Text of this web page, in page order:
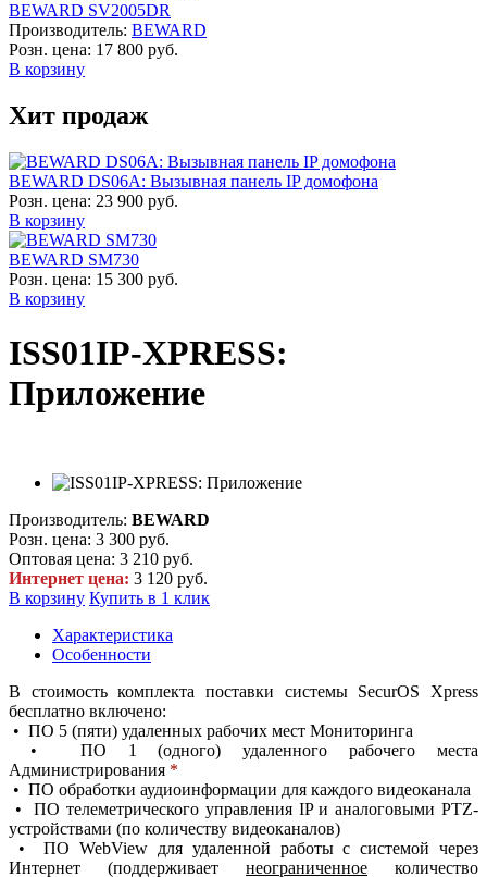
BEWARD SV2005DR
Производитель: BEWARD
Розн. цена: 17 800 руб.
В корзину
Хит продаж
BEWARD DS06A: Вызывная панель IP домофона
Розн. цена: 23 900 руб.
В корзину
BEWARD SM730
Розн. цена: 15 300 руб.
В корзину
ISS01IP-XPRESS:
Приложение
Производитель: BEWARD
Розн. цена: 3 300 руб.
Оптовая цена: 3 210 руб.
Интернет цена: 3 120 руб.
В корзину Купить в 1 клик
Характеристика
Особенности
В стоимость комплекта поставки системы SecurOS Xpress
бесплатно включено:
• ПО 5 (пяти) удаленных рабочих мест Мониторинга
• ПО 1 (одного) удаленного рабочего места
Администрирования *
• ПО обработки аудиоинформации для каждого видеоканала
• ПО телеметрического управления IP и аналоговыми PTZ-
устройствами (по количеству видеоканалов)
• ПО WebView для удаленной работы с системой через
Интернет (поддерживает неограниченное количество